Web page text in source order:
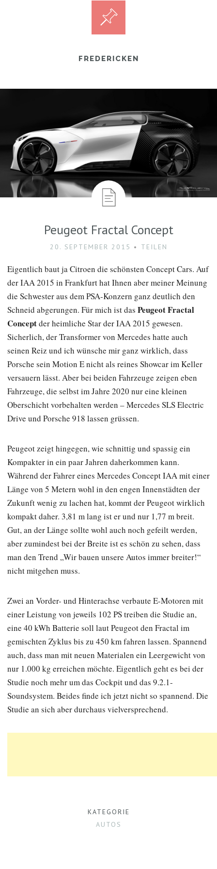
FREDERICKEN
Peugeot Fractal Concept
20. SEPTEMBER 2015 TEILEN
Eigentlich baut ja Citroen die schönsten Concept Cars. Auf
der IAA 2015 in Frankfurt hat Ihnen aber meiner Meinung
die Schwester aus dem PSA-Konzern ganz deutlich den
Schneid abgerungen. Für mich ist das Peugeot Fractal
Conceptder heimliche Star der IAA 2015 gewesen.
Sicherlich, der Transformer von Mercedes hatte auch
seinen Reiz und ich wünsche mir ganz wirklich, dass
Porsche sein Motion E nicht als reines Showcar im Keller
versauern lässt. Aber bei beiden Fahrzeuge zeigen eben
Fahrzeuge, die selbst im Jahre 2020 nur eine kleinen
Oberschicht vorbehalten werden – Mercedes SLS Electric
Drive und Porsche 918 lassen grüssen.
Peugeot zeigt hingegen, wie schnittig und spassig ein
Kompakter in ein paar Jahren daherkommen kann.
Während der Fahrer eines Mercedes Concept IAA mit einer
Länge von 5 Metern wohl in den engen Innenstädten der
Zukunft wenig zu lachen hat, kommt der Peugeot wirklich
kompakt daher. 3,81 m lang ist er und nur 1,77 m breit.
Gut, an der Länge sollte wohl auch noch gefeilt werden,
aber zumindest bei der Breite ist es schön zu sehen, dass
man den Trend „Wir bauen unsere Autos immer breiter!“
nicht mitgehen muss.
Zwei an Vorder- und Hinterachse verbaute E-Motoren mit
einer Leistung von jeweils 102 PS treiben die Studie an,
eine 40 kWh Batterie soll laut Peugeot den Fractal im
gemischten Zyklus bis zu 450 km fahren lassen. Spannend
auch, dass man mit neuen Materialen ein Leergewicht von
nur 1.000 kg erreichen möchte. Eigentlich geht es bei der
Studie noch mehr um das Cockpit und das 9.2.1-
Soundsystem. Beides finde ich jetzt nicht so spannend. Die
Studie an sich aber durchaus vielversprechend.
KATEGORIE
AUTOS